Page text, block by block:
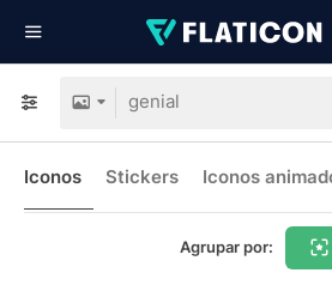
Iconos Stickers Iconos
Agrupar por: